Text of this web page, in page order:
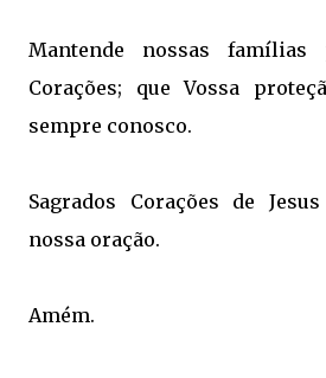
Mantende nossas famílias
Corações; que Vossa
sempre conosco.
Sagrados Corações de
nossa oração.
Amém.